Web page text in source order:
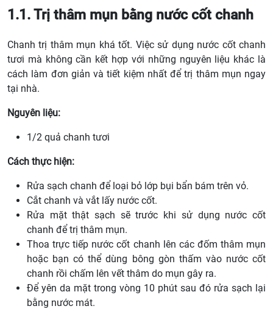
1.1. Trị thâm mụn bằng nước cốt chanh
Chanh trị thâm mụn khá tốt. Việc sử dụng nước cốt chanh
tươi mà không cần kết hợp với những nguyên liệu khác là
cách làm đơn giản và tiết kiệm nhất để trị thâm mụn ngay
tại nhà.
Nguyên liệu:
1/2 quả chanh tươi
Cách thực hiện:
Rửa sạch chanh để loại bỏ lớp bụi bẩn bám trên vỏ.
Cắt chanh và vắt lấy nước cốt.
Rửa mặt thật sạch sẽ trước khi sử dụng nước cốt
chanh để trị thâm mụn.
Thoa trực tiếp nước cốt chanh lên các đốm thâm mụn
hoặc bạn có thể dùng bông gòn thấm vào nước cốt
chanh rồi chấm lên vết thâm do mụn gây ra.
Để yên da mặt trong vòng 10 phút sau đó rửa sạch lại
bằng nước mát.